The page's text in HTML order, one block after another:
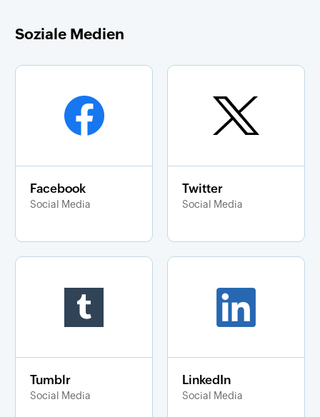
Soziale Medien
Facebook
Social Media
Twitter
Social Media
Tumblr
Social Media
LinkedIn
Social Media